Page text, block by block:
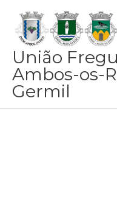
content
União
Ambos-os-
Germil